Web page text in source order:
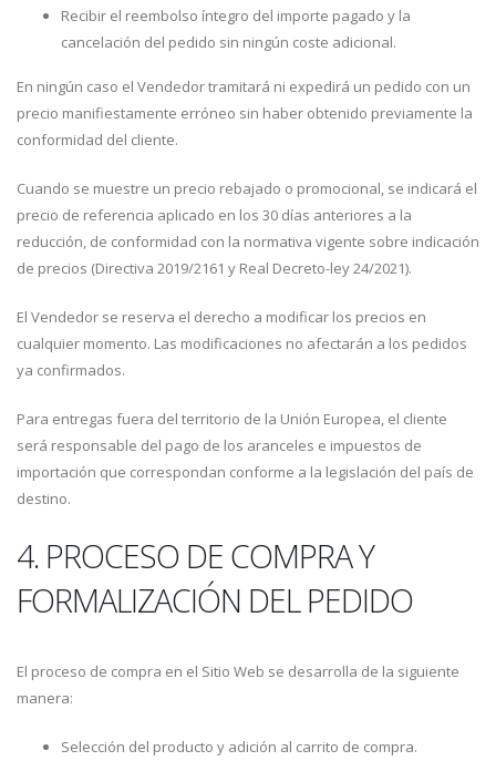
Recibir el reembolso íntegro del importe pagado y la
cancelación del pedido sin ningún coste adicional.
En ningún caso el Vendedor tramitará ni expedirá un pedido con un
precio manifiestamente erróneo sin haber obtenido previamente la
conformidad del cliente.
Cuando se muestre un precio rebajado o promocional, se indicará el
precio de referencia aplicado en los 30 días anteriores a la
reducción, de conformidad con la normativa vigente sobre indicación
de precios (Directiva 2019/2161 y Real Decreto-ley 24/2021).
El Vendedor se reserva el derecho a modificar los precios en
cualquier momento. Las modificaciones no afectarán a los pedidos
ya confirmados.
Para entregas fuera del territorio de la Unión Europea, el cliente
será responsable del pago de los aranceles e impuestos de
importación que correspondan conforme a la legislación del país de
destino.
4. PROCESO DE COMPRA Y
FORMALIZACIÓN DEL PEDIDO
El proceso de compra en el Sitio Web se desarrolla de la siguiente
manera:
Selección del producto y adición al carrito de compra.